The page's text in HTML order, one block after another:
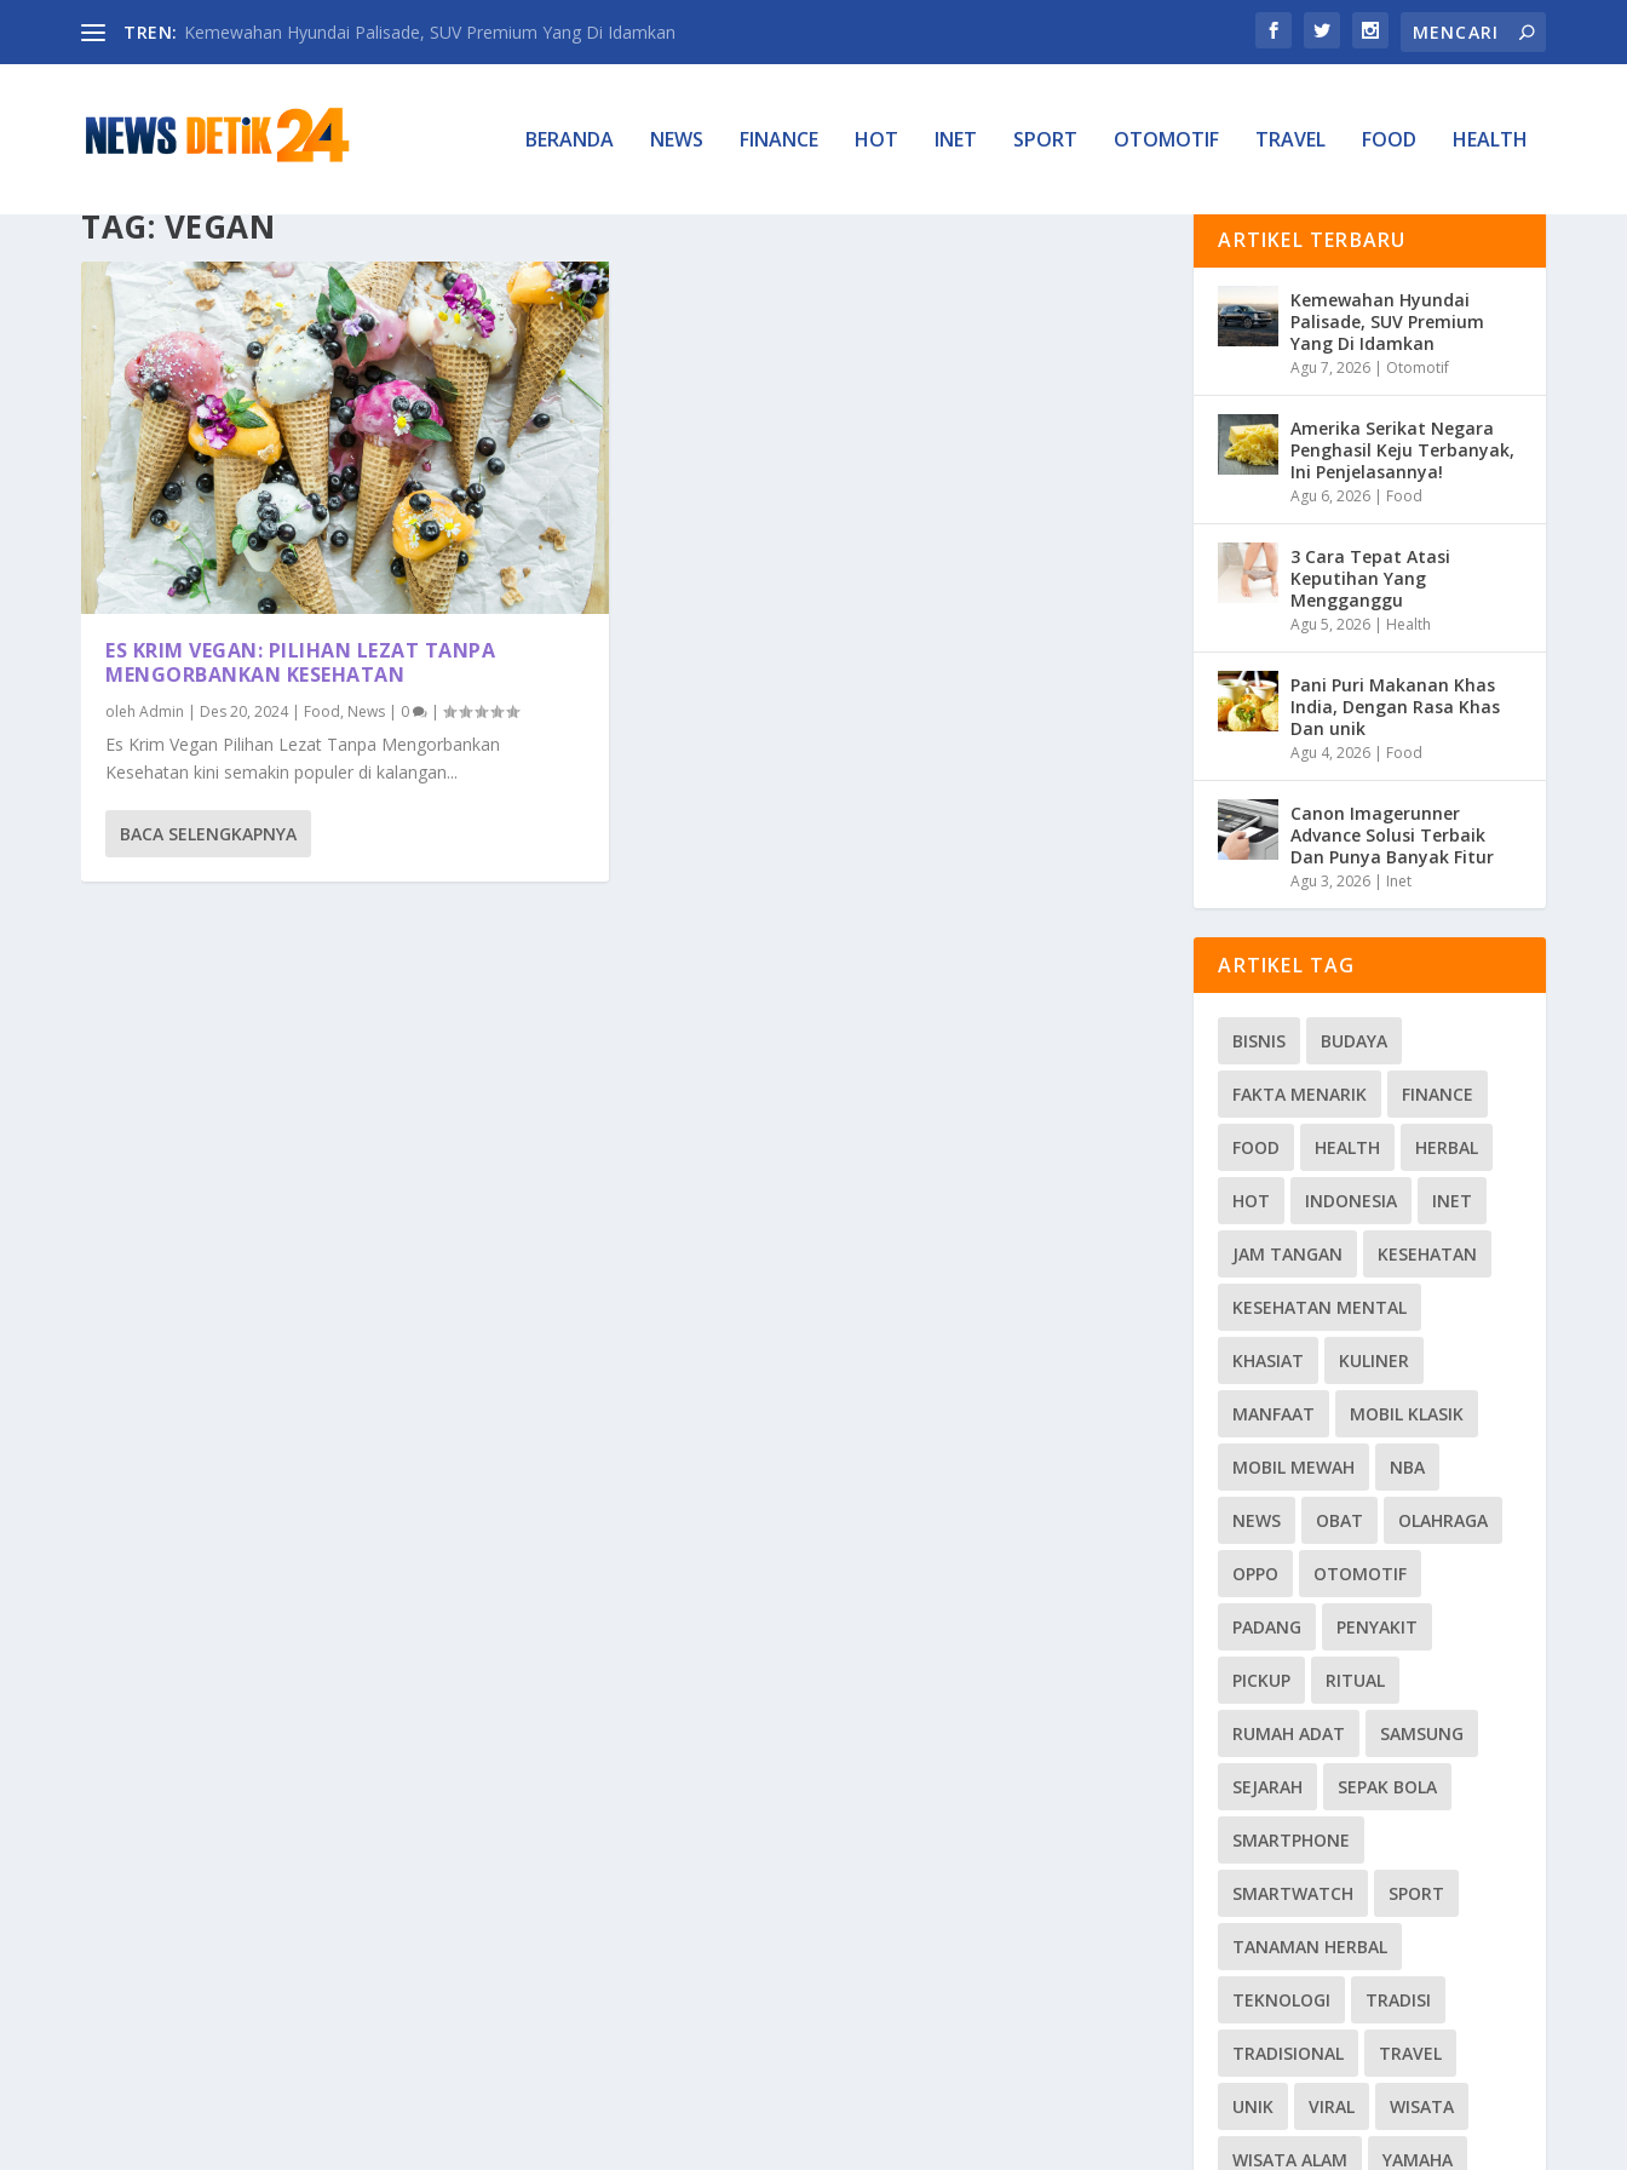
TREN: Kemewahan Hyundai Palisade, SUV Premium Yang Di Idamkan
BERANDA NEWS FINANCE HOT INET SPORT OTOMOTIF TRAVEL FOOD HEALTH
TAG: VEGAN
ES KRIM VEGAN: PILIHAN LEZAT TANPA
MENGORBANKAN KESEHATAN
olehAdmin | Des 20, 2024| Food, News | 0 |
Es Krim Vegan Pilihan Lezat Tanpa Mengorbankan
Kesehatan kini semakin populer di kalangan...
BACA SELENGKAPNYA
ARTIKEL TERBARU
Kemewahan Hyundai
Palisade, SUV Premium
Yang Di Idamkan
Agu 7, 2026 | Otomotif
Amerika Serikat Negara
Penghasil Keju Terbanyak,
Ini Penjelasannya!
Agu 6, 2026 | Food
3 Cara Tepat Atasi
Keputihan Yang
Mengganggu
Agu 5, 2026 | Health
Pani Puri Makanan Khas
India, Dengan Rasa Khas
Dan unik
Agu 4, 2026 | Food
Canon Imagerunner
Advance Solusi Terbaik
Dan Punya Banyak Fitur
Agu 3, 2026 | Inet
ARTIKEL TAG
BISNIS BUDAYA
FAKTA MENARIK FINANCE
FOOD HEALTH HERBAL
HOT INDONESIA INET
JAM TANGAN KESEHATAN
KESEHATAN MENTAL
KHASIAT KULINER
MANFAAT MOBIL KLASIK
MOBIL MEWAH NBA
NEWS OBAT OLAHRAGA
OPPO OTOMOTIF
PADANG PENYAKIT
PICKUP RITUAL
RUMAH ADAT SAMSUNG
SEJARAH SEPAK BOLA
SMARTPHONE
SMARTWATCH SPORT
TANAMAN HERBAL
TEKNOLOGI TRADISI
TRADISIONAL TRAVEL
UNIK VIRAL WISATA
WISATA ALAM YAMAHA